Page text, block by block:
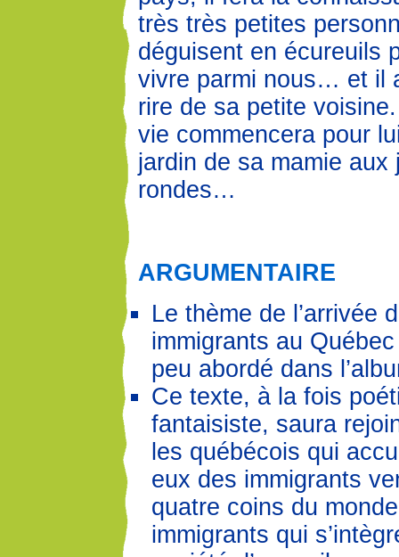
très très petites
déguisent en écureuils
vivre parmi nous… et il
rire de sa petite
vie commencera pour
jardin de sa mamie aux
rondes…
ARGUMENTAIRE
Le thème de l’arrivée
immigrants au
peu abordé dans
Ce texte, à la fois
fantaisiste, saura
les québécois qui
eux des immigrants
quatre coins du
immigrants qui